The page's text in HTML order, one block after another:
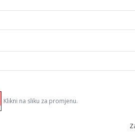
Klikni na sliku za promjenu.